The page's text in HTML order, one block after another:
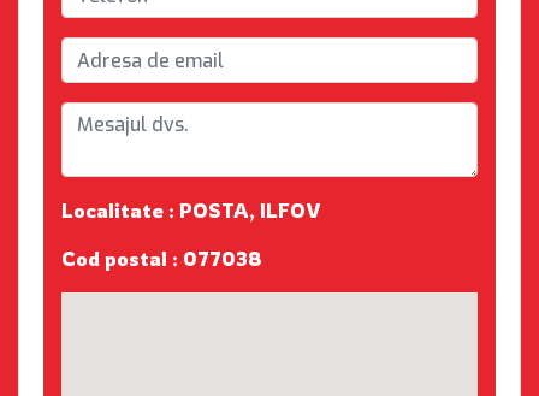
Localitate : POSTA, ILFOV
Cod postal : 077038